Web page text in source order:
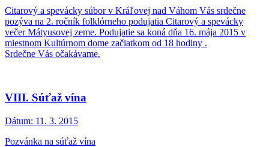
Citarový a spevácky súbor v Kráľovej nad Váhom Vás srdečne
pozýva na 2. ročník folklórneho podujatia Citarový a spevácky
večer Mátyusovej zeme. Podujatie sa koná dňa 16. mája 2015 v
miestnom Kultúrnom dome začiatkom od 18 hodiny .
Srdečne Vás očakávame.
VIII. Súťaž vína
Dátum: 11. 3. 2015
Pozvánka na súťaž vína